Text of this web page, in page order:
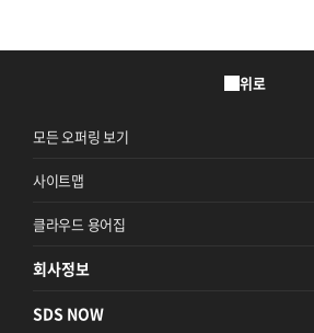
위로
모든 오퍼링 보기
사이트맵
클라우드 용어집
회사정보
SDS NOW